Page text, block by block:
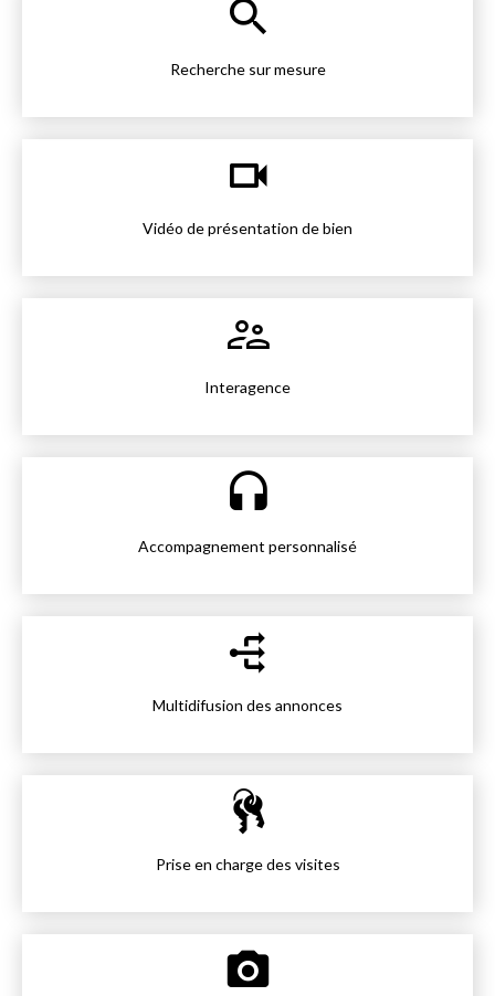
Recherche sur mesure
Vidéo de présentation de bien
Interagence
Accompagnement personnalisé
Multidifusion des annonces
Prise en charge des visites